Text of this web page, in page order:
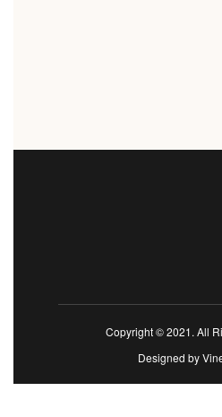
Copyright © 2021. All
Designed by